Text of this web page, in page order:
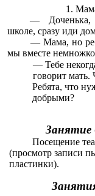
— Доченька,
школе, сразу иди
— Мама, но
мы вместе
— Тебе
говорит мать.
Ребята, что
добрыми?
Занятие
Посещение
(просмотр записи
пластинки).